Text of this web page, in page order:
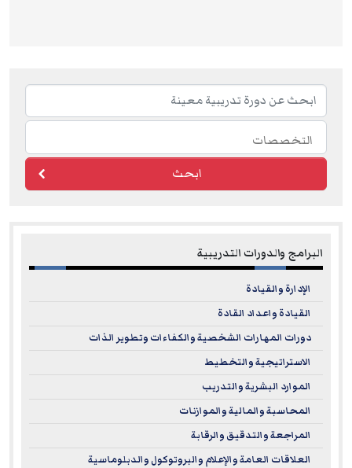
ابحث
البرامج والدورات التدريبية
الإدارة والقيادة
القيادة واعداد القادة
دورات المهارات الشخصية والكفاءات وتطوير الذات
الاستراتيجية والتخطيط
الموارد البشرية والتدريب
المحاسبة والمالية والموازنات
المراجعة والتدقيق والرقابة
العلاقات العامة والإعلام والبروتوكول والدبلوماسية